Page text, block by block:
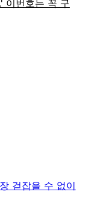
걷잡을 수 없이